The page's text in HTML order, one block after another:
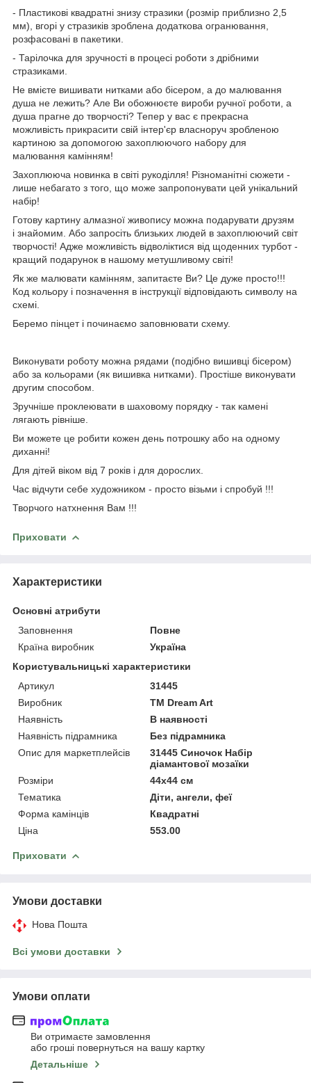
- Пластикові квадратні знизу стразики (розмір приблизно 2,5
мм), вгорі у стразиків зроблена додаткова огранювання,
розфасовані в пакетики.
- Тарілочка для зручності в процесі роботи з дрібними
стразиками.
Не вмієте вишивати нитками або бісером, а до малювання
душа не лежить? Але Ви обожнюєте вироби ручної роботи, а
душа прагне до творчості? Тепер у вас є прекрасна
можливість прикрасити свій інтер'єр власноруч зробленою
картиною за допомогою захоплюючого набору для
малювання камінням!
Захоплююча новинка в світі рукоділля! Різноманітні сюжети -
лише небагато з того, що може запропонувати цей унікальний
набір!
Готову картину алмазної живопису можна подарувати друзям
і знайомим. Або запросіть близьких людей в захоплюючий світ
творчості! Адже можливість відволіктися від щоденних турбот -
кращий подарунок в нашому метушливому світі!
Як же малювати камінням, запитаєте Ви? Це дуже просто!!!
Код кольору і позначення в інструкції відповідають символу на
схемі.
Беремо пінцет і починаємо заповнювати схему.
Виконувати роботу можна рядами (подібно вишивці бісером)
або за кольорами (як вишивка нитками). Простіше виконувати
другим способом.
Зручніше проклеювати в шаховому порядку - так камені
лягають рівніше.
Ви можете це робити кожен день потрошку або на одному
диханні!
Для дітей віком від 7 років і для дорослих.
Час відчути себе художником - просто візьми і спробуй !!!
Творчого натхнення Вам !!!
Приховати
Характеристики
Основні атрибути
Заповнення
Повне
Країна виробник
Україна
Користувальницькі характеристики
Артикул
31445
Виробник
ТМ Dream Art
Наявність
В наявності
Наявність підрамника
Без підрамника
Опис для маркетплейсів
31445 Синочок Набір
діамантової мозаїки
Розміри
44x44 см
Тематика
Діти, ангели, феї
Форма камінців
Квадратні
Ціна
553.00
Приховати
Умови доставки
Нова Пошта
Всі умови доставки
Умови оплати
Ви отримаєте замовлення
або гроші повернуться на вашу картку
Детальніше